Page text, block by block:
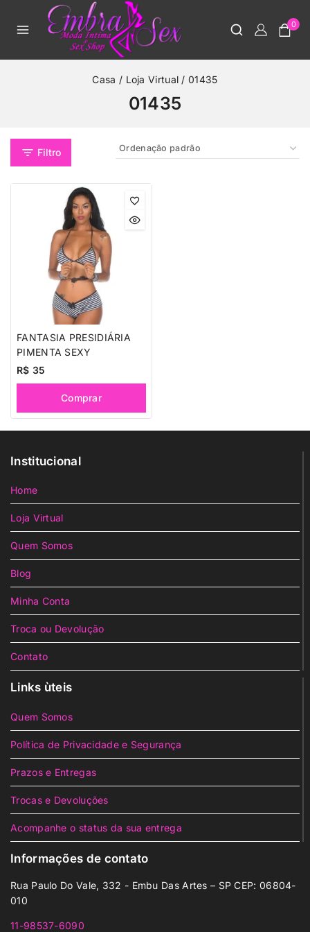
0
Casa / Loja Virtual / 01435
01435
Filtro
FANTASIA PRESIDIÁRIA
PIMENTA SEXY
R$ 35
Comprar
Institucional
Home
Loja Virtual
Quem Somos
Blog
Minha Conta
Troca ou Devolução
Contato
Links ùteis
Quem Somos
Política de Privacidade e Segurança
Prazos e Entregas
Trocas e Devoluções
Acompanhe o status da sua entrega
Informações de contato
Rua Paulo Do Vale, 332 - Embu Das Artes – SP CEP: 06804-
010
11-98537-6090